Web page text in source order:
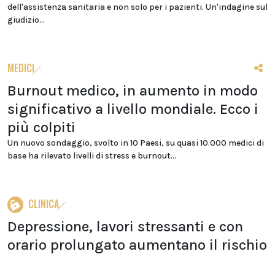
dell'assistenza sanitaria e non solo per i pazienti. Un'indagine sul
giudizio...
MEDICI
Burnout medico, in aumento in modo
significativo a livello mondiale. Ecco i
più colpiti
Un nuovo sondaggio, svolto in 10 Paesi, su quasi 10.000 medici di
base ha rilevato livelli di stress e burnout...
CLINICA
Depressione, lavori stressanti e con
orario prolungato aumentano il rischio